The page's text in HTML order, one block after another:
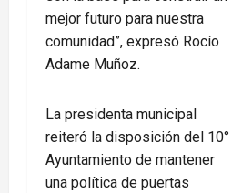
mejor futuro para nuestra
comunidad”, expresó Rocío
Adame Muñoz.
La presidenta municipal
reiteró la disposición del 10°
Ayuntamiento de mantener
una política de puertas